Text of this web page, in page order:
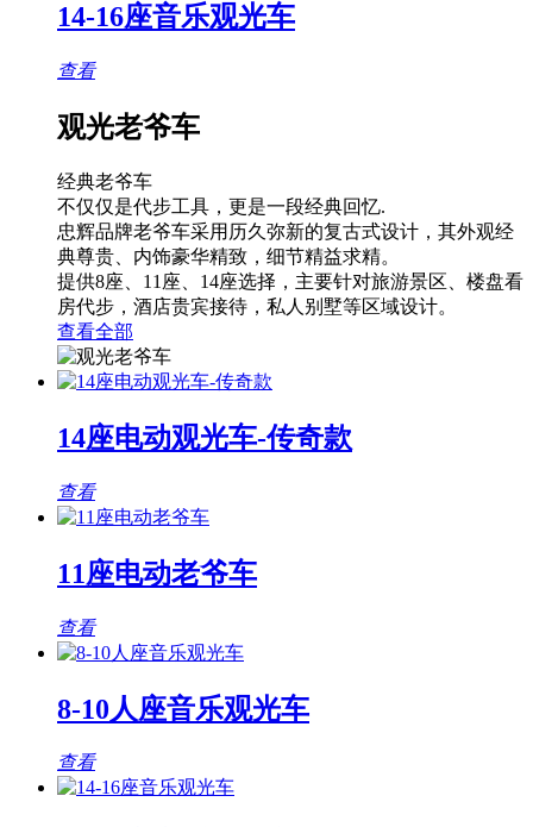
14-16座音乐观光车
查看
观光老爷车
经典老爷车
不仅仅是代步工具，更是一段经典回忆.
忠辉品牌老爷车采用历久弥新的复古式设计，其外观经
典尊贵、内饰豪华精致，细节精益求精。
提供8座、11座、14座选择，主要针对旅游景区、楼盘看
房代步，酒店贵宾接待，私人别墅等区域设计。
查看全部
14座电动观光车-传奇款
查看
11座电动老爷车
查看
8-10人座音乐观光车
查看